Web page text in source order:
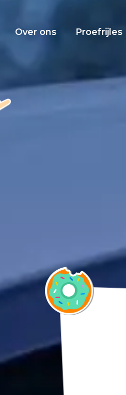
Over ons Proefrijles